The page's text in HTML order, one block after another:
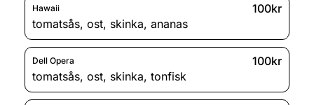
Hawaii
100kr
tomatsås, ost, skinka, ananas
Dell Opera
100kr
tomatsås, ost, skinka, tonfisk